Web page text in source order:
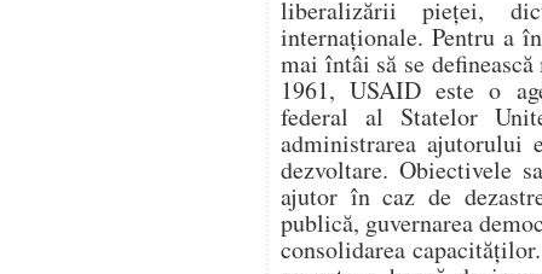
liberalizării pieței,
internaționale. Pentru a
mai întâi să se
1961, USAID este o
federal al Statelor
administrarea ajutorului
dezvoltare. Obiectivele
ajutor în caz de
publică, guvernarea
consolidarea